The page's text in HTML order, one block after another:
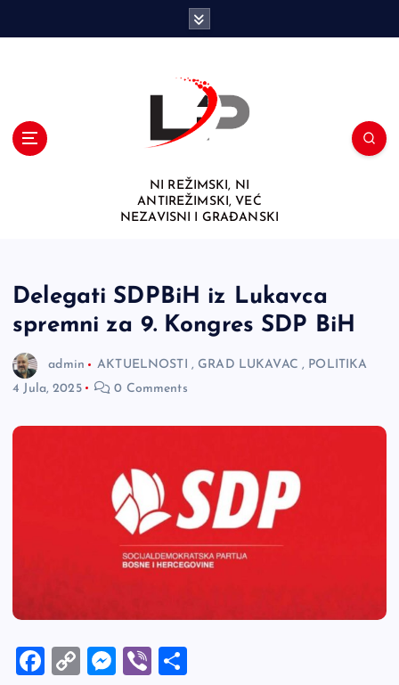
NI REŽIMSKI, NI
ANTIREŽIMSKI, VEĆ
NEZAVISNI I GRAĐANSKI
Delegati SDPBiH iz Lukavca
spremni za 9. Kongres SDP BiH
admin AKTUELNOSTI , GRAD LUKAVAC , POLITIKA
4 Jula, 2025
0 Comments
F
C
M
Vi